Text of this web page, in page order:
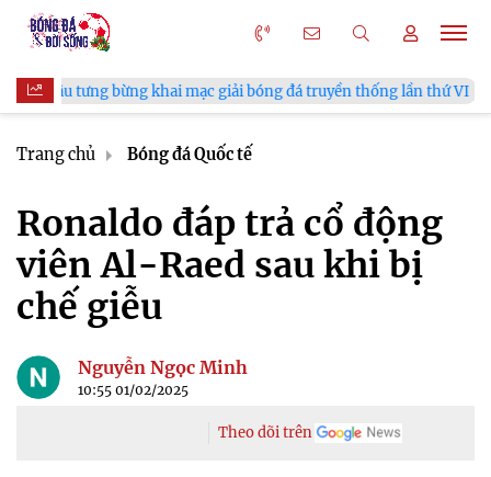
bừng khai mạc giải bóng đá truyền thống lần thứ VI HLV
Trang chủ Bóng đá Quốc tế
Ronaldo đáp trả cổ động
viên Al-Raed sau khi bị
chế giễu
Nguyễn Ngọc Minh
10:55 01/02/2025
Theo dõi trên